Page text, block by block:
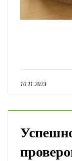
10.11.2023